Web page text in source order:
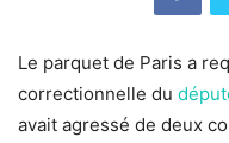
Le parquet de Paris a
correctionnelle du
avait agressé de deux